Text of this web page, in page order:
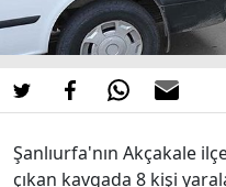
Şanlıurfa'nın Akçakale
çıkan kavgada 8 kişi